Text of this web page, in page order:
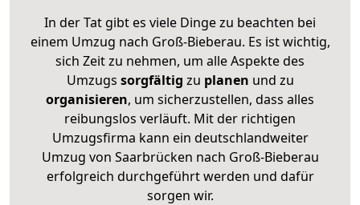
In der Tat gibt es viele Dinge zu beachten bei
einem Umzug nach Groß-Bieberau. Es ist wichtig,
sich Zeit zu nehmen, um alle Aspekte des
Umzugs sorgfältig zu planen und zu
organisieren, um sicherzustellen, dass alles
reibungslos verläuft. Mit der richtigen
Umzugsfirma kann ein deutschlandweiter
Umzug von Saarbrücken nach Groß-Bieberau
erfolgreich durchgeführt werden und dafür
sorgen wir.